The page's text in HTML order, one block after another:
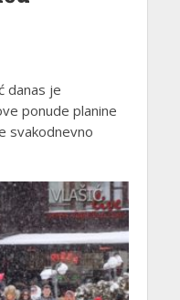
danas je
ponude planine
svakodnevno